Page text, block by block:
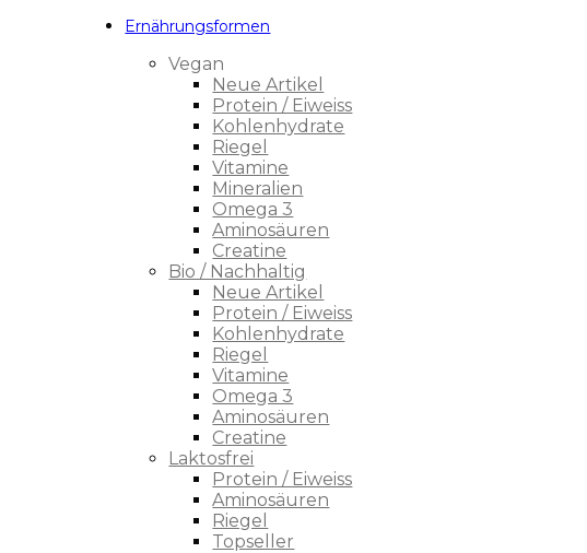
Ernährungsformen
Vegan
Neue Artikel
Protein / Eiweiss
Kohlenhydrate
Riegel
Vitamine
Mineralien
Omega 3
Aminosäuren
Creatine
Bio / Nachhaltig
Neue Artikel
Protein / Eiweiss
Kohlenhydrate
Riegel
Vitamine
Omega 3
Aminosäuren
Creatine
Laktosfrei
Protein / Eiweiss
Aminosäuren
Riegel
Topseller